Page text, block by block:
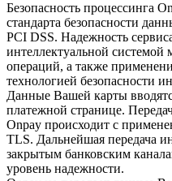
Безопасность процессинга
стандарта безопасности
PCI DSS. Надежность
интеллектуальной
операций, а также
технологией безопасности
Данные Вашей карты
платежной странице.
Onpay происходит с
TLS. Дальнейшая передача
закрытым банковским
уровень надежности.